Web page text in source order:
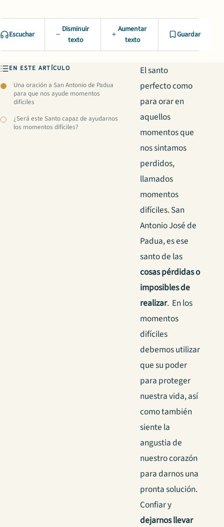
Escuchar
Disminuir
texto
Aumentar
texto
Guardar
EN ESTE ARTÍCULO
Una oración a San Antonio de Padua
para que nos ayude momentos
difíciles
¿Será este Santo capaz de ayudarnos
los momentos difíciles?
El santo
perfecto como
para orar en
aquellos
momentos que
nos sintamos
perdidos,
llamados
momentos
difíciles. San
Antonio José de
Padua, es ese
santo de las
cosas pérdidas o
imposibles de
realizar. En los
momentos
difíciles
debemos utilizar
que su poder
para proteger
nuestra vida, así
como también
siente la
angustia de
nuestro corazón
para darnos una
pronta solución.
Confiar y
dejarnos llevar